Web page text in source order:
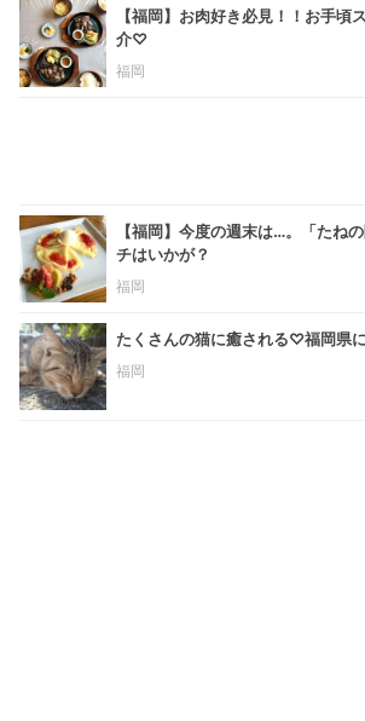
【福岡】お肉好き必見！！お手頃
介♡
福岡
【福岡】今度の週末は…。「たね
チはいかが？
福岡
たくさんの猫に癒される♡福岡県に
福岡